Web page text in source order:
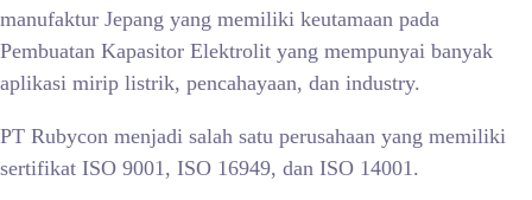
manufaktur Jepang yang memiliki keutamaan pada
Pembuatan Kapasitor Elektrolit yang mempunyai banyak
aplikasi mirip listrik, pencahayaan, dan industry.
PT Rubycon menjadi salah satu perusahaan yang memiliki
sertifikat ISO 9001, ISO 16949, dan ISO 14001.